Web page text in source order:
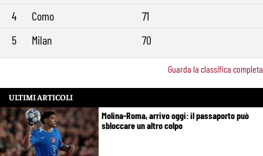
4
Como
71
5
Milan 70
Guarda la classifica completa
ULTIMI ARTICOLI
Molina-Roma, arrivo oggi: il passaporto può
sbloccare un altro colpo